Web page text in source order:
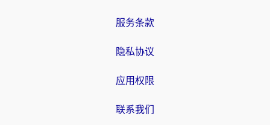
服务条款
隐私协议
应用权限
联系我们